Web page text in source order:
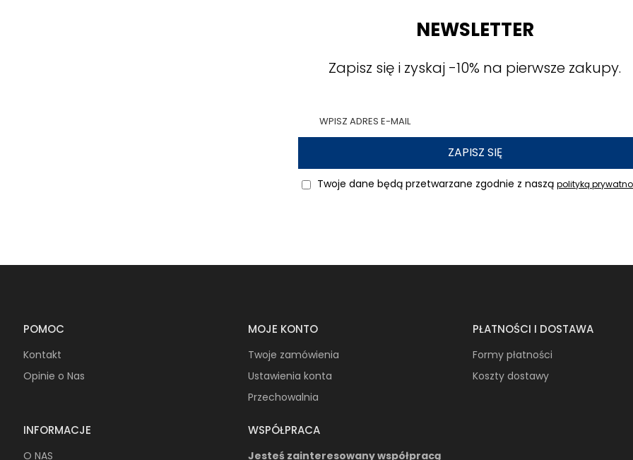
NEWSLETTER
Zapisz się i zyskaj -10% na pierwsze zakupy.
ZAPISZ SIĘ
Twoje dane będą przetwarzane zgodnie z naszą polityką
POMOC
Kontakt
Opinie o Nas
MOJE KONTO
Twoje zamówienia
Ustawienia konta
Przechowalnia
PŁATNOŚCI I DOSTAWA
Formy płatności
Koszty dostawy
INFORMACJE
O NAS
WSPÓŁPRACA
Jesteś zainteresowany współpracą